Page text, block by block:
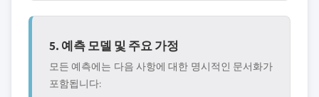
5. 예측 모델 및 주요 가정
모든 예측에는 다음 사항에 대한 명시적인 문서화가
포함됩니다: